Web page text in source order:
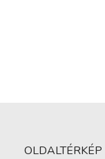
OLDALTÉRKÉP